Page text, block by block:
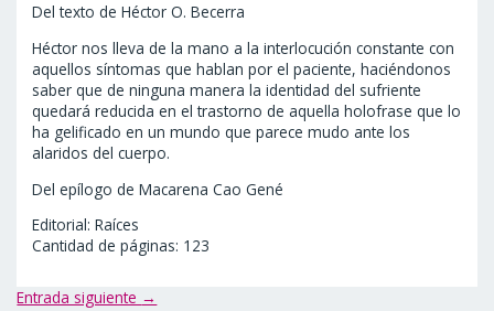
Del texto de Héctor O. Becerra
Héctor nos lleva de la mano a la interlocución constante con
aquellos síntomas que hablan por el paciente, haciéndonos
saber que de ninguna manera la identidad del sufriente
quedará reducida en el trastorno de aquella holofrase que lo
ha gelificado en un mundo que parece mudo ante los
alaridos del cuerpo.
Del epílogo de Macarena Cao Gené
Editorial: Raíces
Cantidad de páginas: 123
Entrada siguiente →